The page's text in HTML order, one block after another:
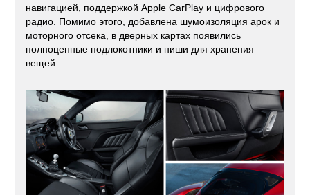
навигацией, поддержкой Apple CarPlay и цифрового
радио. Помимо этого, добавлена шумоизоляция арок и
моторного отсека, в дверных картах появились
полноценные подлокотники и ниши для хранения
вещей.